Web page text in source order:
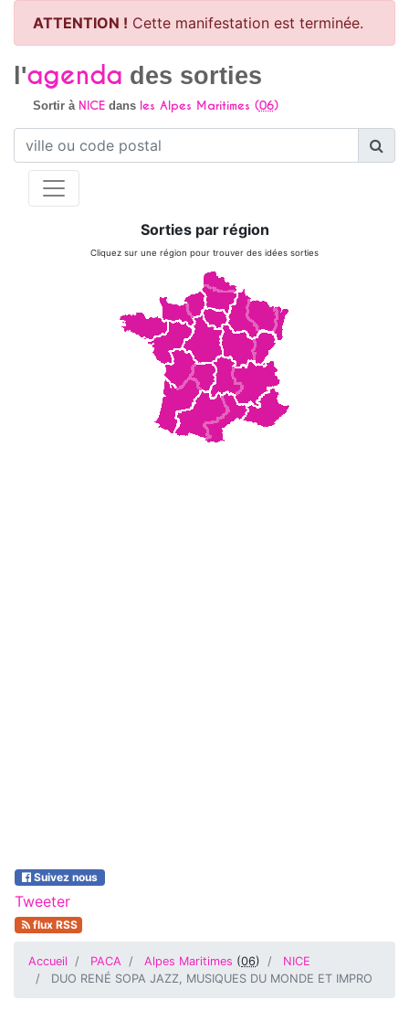
ATTENTION ! Cette manifestation est terminée.
l'agenda des sorties
Sortir à NICEdans les Alpes Maritimes (06)
Sorties par région
Cliquez sur une région pour trouver des idées sorties
Suivez nous
Tweeter
flux RSS
Accueil PACA Alpes Maritimes (06)
NICE
DUO RENÉ SOPA JAZZ, MUSIQUES DU MONDE ET IMPRO